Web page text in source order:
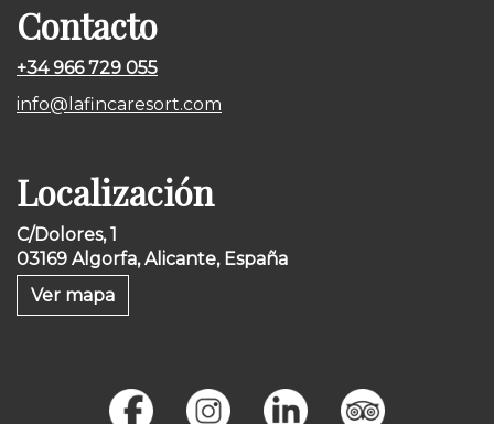
Contacto
+34 966 729 055
info@lafincaresort.com
Localización
C/Dolores, 1
03169 Algorfa, Alicante, España
Ver mapa